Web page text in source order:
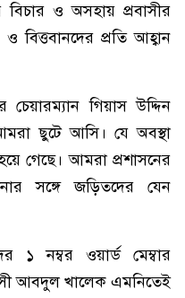
বিচার ও অসহায় প্রবাসীর
বিত্তবানদের প্রতি আহ্বান
গিয়াস উদ্দিন
ছুটে আসি। যে অবস্থা
গেছে। আমরা প্রশাসনের
সঙ্গে জড়িতদের যেন
১ নম্বর ওয়ার্ড মেম্বার
আবদুল খালেক এমনিতেই